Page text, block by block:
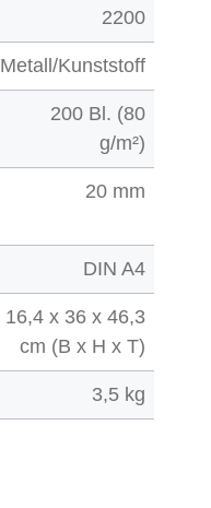
2200
Metall/Kunststoff
200 Bl. (80
g/m²)
20 mm
DIN A4
16,4 x 36 x 46,3
cm (B x H x T)
3,5 kg